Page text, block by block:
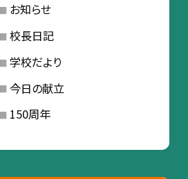
お知らせ
校長日記
学校だより
今日の献立
150周年